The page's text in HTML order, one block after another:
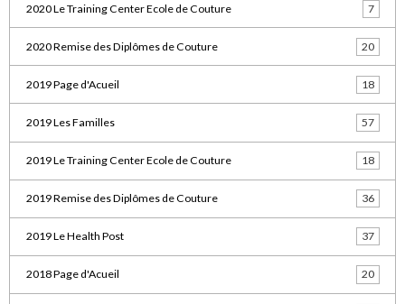
2020 Le Training Center Ecole de Couture 7
2020 Remise des Diplômes de Couture 20
2019 Page d'Acueil 18
2019 Les Familles 57
2019 Le Training Center Ecole de Couture 18
2019 Remise des Diplômes de Couture 36
2019 Le Health Post 37
2018 Page d'Acueil 20